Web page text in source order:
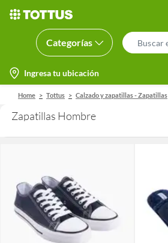
Categorías
location-
icon
Ingresa tu ubicación
Home Tottus Calzado y zapatillas - Zapatillas
Zapatillas Hombre